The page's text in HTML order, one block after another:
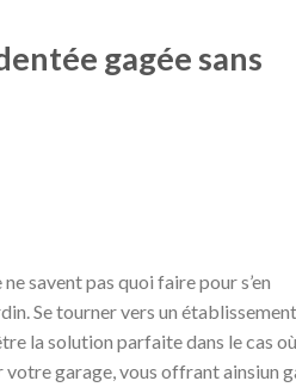
gagée sans
savent pas quoi faire pour s’en
Se tourner vers un établissement
la solution parfaite dans le cas où
garage, vous offrant ainsiun